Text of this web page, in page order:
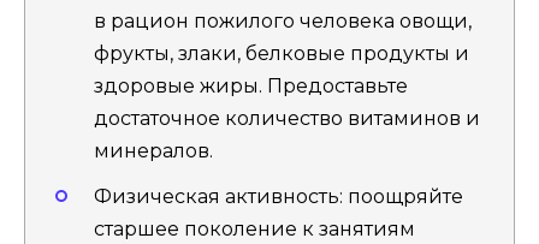
в рацион пожилого человека овощи,
фрукты, злаки, белковые продукты и
здоровые жиры. Предоставьте
достаточное количество витаминов и
минералов.
Физическая активность: поощряйте
старшее поколение к занятиям